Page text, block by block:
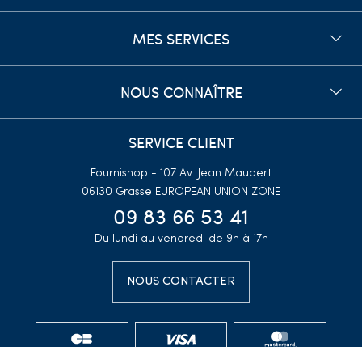
MES SERVICES
NOUS CONNAÎTRE
SERVICE CLIENT
Fournishop - 107 Av. Jean Maubert
06130 Grasse EUROPEAN UNION ZONE
09 83 66 53 41
Du lundi au vendredi de 9h à 17h
NOUS CONTACTER